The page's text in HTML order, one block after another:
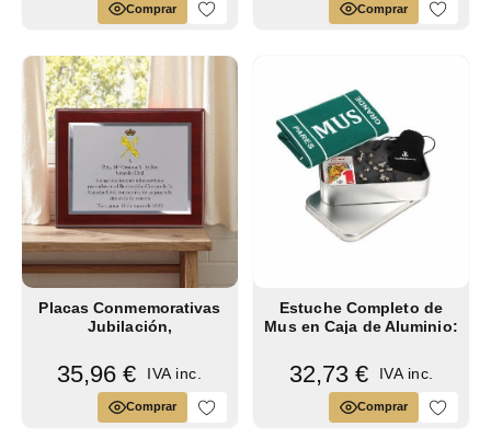
Comprar Comprar
Placas Conmemorativas
Jubilación,
Homenaje
35,96 € IVA inc.
Comprar
Estuche Completo de
Mus en Caja de Aluminio:
32,73 € IVA inc.
Comprar